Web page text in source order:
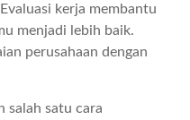
kerja membantu
menjadi lebih baik.
perusahaan dengan
salah satu cara